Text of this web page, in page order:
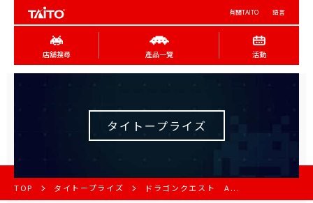
有關TAITO 語言
店舖搜尋 產品一覽 活動
タイトープライズ
TOP タイトープライズ ドラゴンクエスト A...